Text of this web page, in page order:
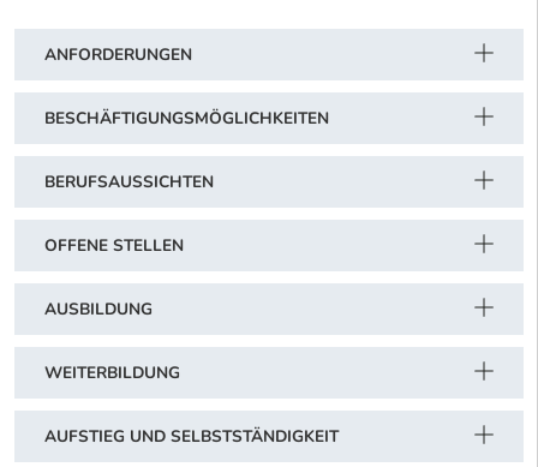
ANFORDERUNGEN
BESCHÄFTIGUNGSMÖGLICHKEITEN
BERUFSAUSSICHTEN
OFFENE STELLEN
AUSBILDUNG
WEITERBILDUNG
AUFSTIEG UND SELBSTSTÄNDIGKEIT